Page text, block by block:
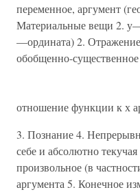
переменное, аргумент
Материальные вещи 2.
—ордината) 2.
обобщенно-
отношение функции к х
3. Познание 4.
себе и абсолютно
произвольное (в
аргумента 5. Конечное